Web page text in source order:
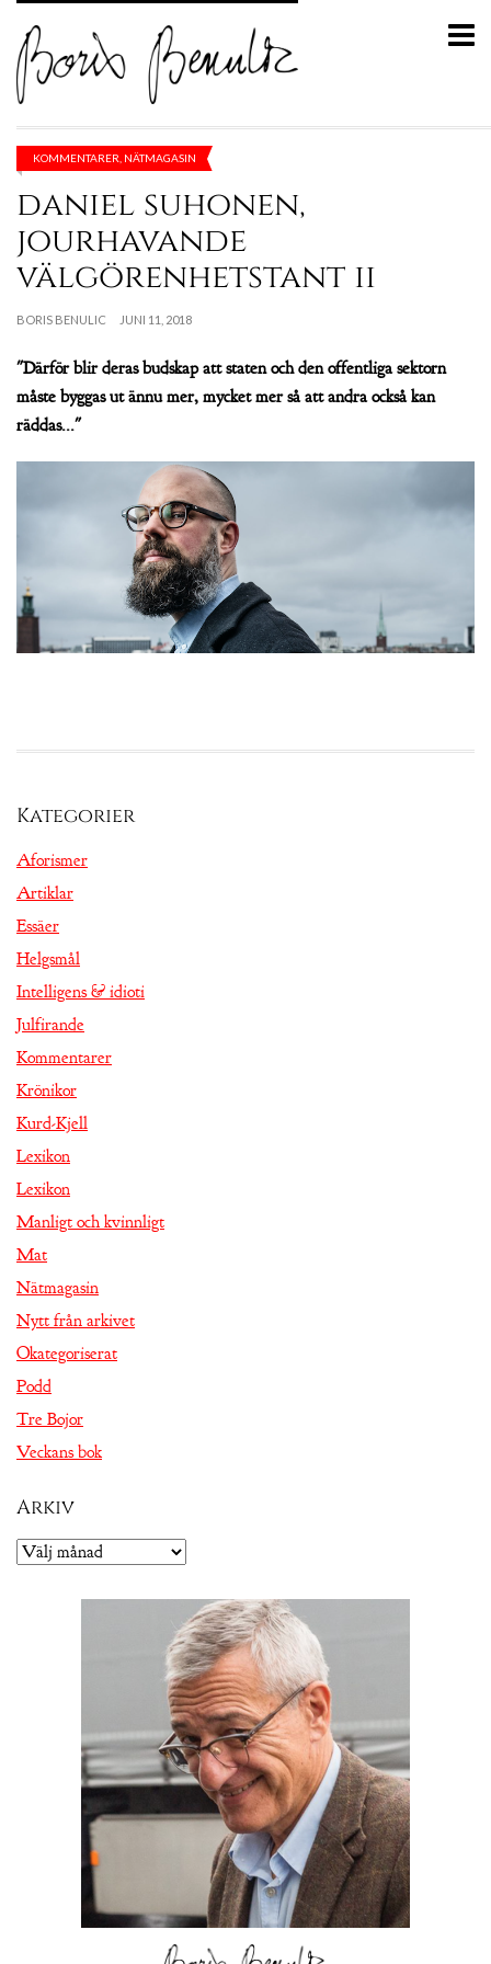
KOMMENTARER NÄTMAGASIN
daniel suhonen,
jourhavande
välgörenhetstant ii
BORIS BENULIC JUNI 11, 2018
"Därför blir deras budskap att staten och den offentliga sektorn
måste byggas ut ännu mer, mycket mer så att andra också kan
räddas..."
Kategorier
Aforismer
Artiklar
Essäer
Helgsmål
Intelligens & idioti
Julfirande
Kommentarer
Krönikor
Kurd-Kjell
Lexikon
Lexikon
Manligt och kvinnligt
Mat
Nätmagasin
Nytt från arkivet
Okategoriserat
Podd
Tre Bojor
Veckans bok
Arkiv
Arkiv